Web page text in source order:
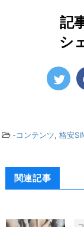
記
シ
-コンテンツ, 格安
関連記事